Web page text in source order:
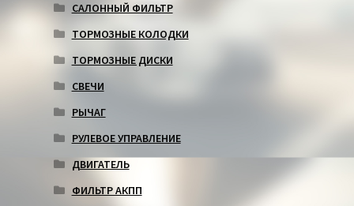
САЛОННЫЙ ФИЛЬТР
ТОРМОЗНЫЕ КОЛОДКИ
ТОРМОЗНЫЕ ДИСКИ
СВЕЧИ
РЫЧАГ
РУЛЕВОЕ УПРАВЛЕНИЕ
ДВИГАТЕЛЬ
ФИЛЬТР АКПП